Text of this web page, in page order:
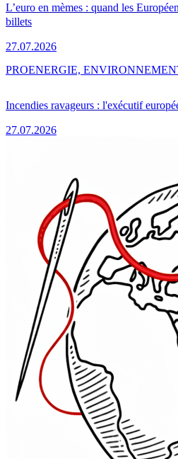
L’euro en mèmes : quand les
billets
27.07.2026
Incendies ravageurs : l'exécutif
27.07.2026
PROENERGIE,